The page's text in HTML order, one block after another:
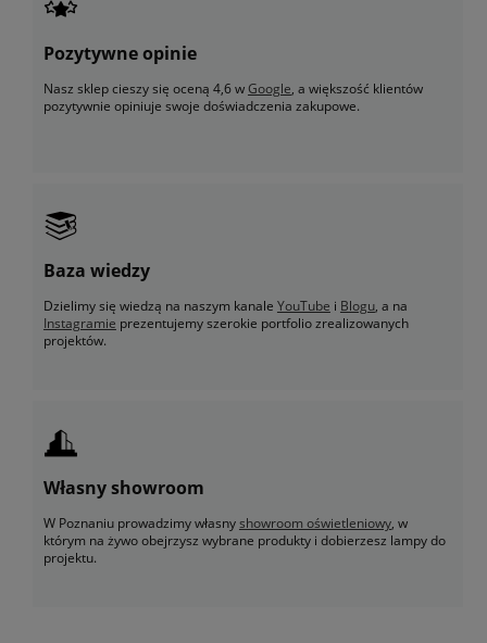
Pozytywne opinie
Nasz sklep cieszy się oceną 4,6 wGoogle, a większość klientów
pozytywnie opiniuje swoje doświadczenia zakupowe.
Baza wiedzy
Dzielimy się wiedzą na naszym kanale YouTube i Blogu, a na
Instagramie prezentujemy szerokie portfolio zrealizowanych
projektów.
Własny showroom
W Poznaniu prowadzimy własnyshowroom oświetleniowy, w
którym na żywo obejrzysz wybrane produkty i dobierzesz lampy do
projektu.